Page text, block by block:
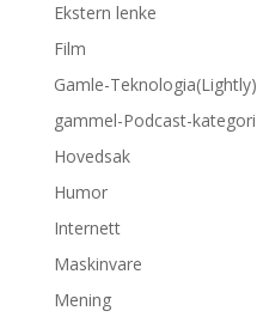
Ekstern lenke
Film
Gamle-Teknologia(Lightly)
gammel-Podcast-kategori
Hovedsak
Humor
Internett
Maskinvare
Mening